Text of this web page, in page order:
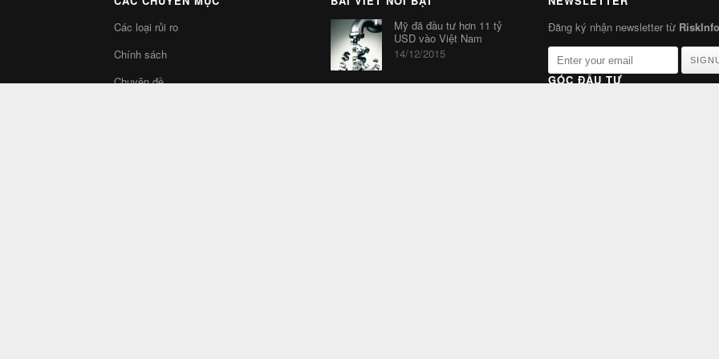
Các loại rủi ro
Chính sách
Chuyên đề
Mỹ đã đầu tư hơn 11 tỷ
USD vào Việt Nam
14/12/2015
Đăng ký nhận newsletter từ
GÓC ĐẦU TƯ